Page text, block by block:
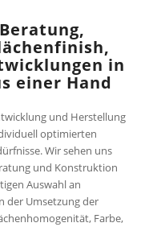
in
einer Hand
und Herstellung
optimierten
Wir sehen uns
und Konstruktion
Auswahl an
der Umsetzung der
Farbe,